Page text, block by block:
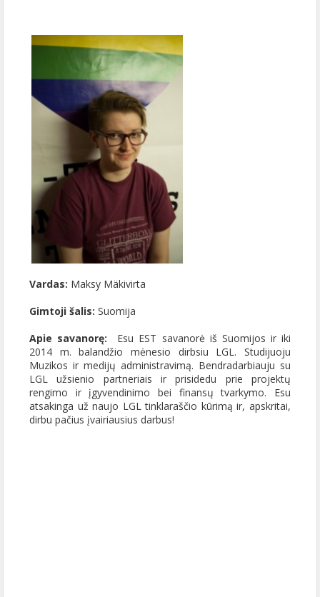
Vardas: Maksy Mäkivirta
Gimtoji šalis: Suomija
Apie savanorę: Esu EST savanorė iš Suomijos ir iki
2014 m. balandžio mėnesio dirbsiu LGL. Studijuoju
Muzikos ir medijų administravimą. Bendradarbiauju su
LGL užsienio partneriais ir prisidedu prie projektų
rengimo ir įgyvendinimo bei finansų tvarkymo. Esu
atsakinga už naujo LGL tinklaraščio kūrimą ir, apskritai,
dirbu pačius įvairiausius darbus!